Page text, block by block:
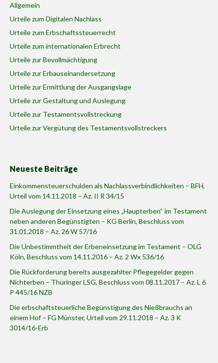
Allgemein
Urteile zum Digitalen Nachlass
Urteile zum Erbschaftssteuerrecht
Urteile zum internationalen Erbrecht
Urteile zur Bevollmächtigung
Urteile zur Erbauseinandersetzung
Urteile zur Ermittlung der Ausgangslage
Urteile zur Gestaltung und Auslegung
Urteile zur Testamentsvollstreckung
Urteile zur Vergütung des Testamentsvollstreckers
Neueste Beiträge
Einkommensteuerschulden als Nachlassverbindlichkeiten – BFH,
Urteil vom 14.11.2018 – Az. II R 34/15
Die Auslegung der Einsetzung eines „Haupterben“ im Testament
neben anderen Begünstigten – KG Berlin, Beschluss vom
31.01.2018 – Az. 26 W 57/16
Die Unbestimmtheit der Erbeneinsetzung im Testament – OLG
Köln, Beschluss vom 14.11.2016 – Az. 2 Wx 536/16
Die Rückforderung bereits ausgezahlter Pflegegelder gegen
Nichterben – Thüringer LSG, Beschluss vom 08.11.2017 – Az. L 6
P 445/16 NZB
Die erbschaftsteuerliche Begünstigung des Nießbrauchs an
einem Hof – FG Münster, Urteil vom 29.11.2018 – Az. 3 K
3014/16-Erb